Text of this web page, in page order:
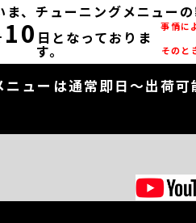
ま、チューニングメニュー
10 日となっておりま
す。
事情に
そのと
ューは通常即日～出荷可